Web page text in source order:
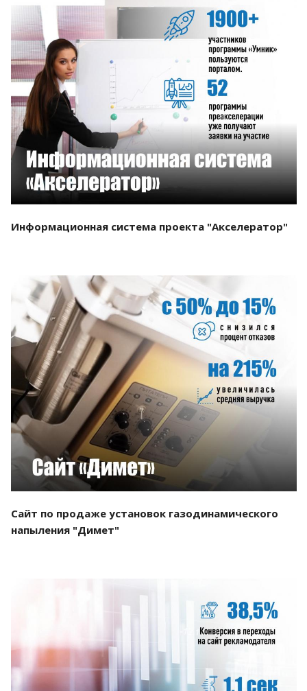
Смотреть проект
Информационная система проекта "Акселератор"
Смотреть проект
Сайт по продаже установок газодинамического
напыления "Димет"